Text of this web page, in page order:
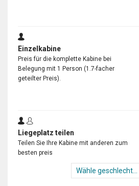
Einzelkabine
Preis für die komplette Kabine bei
Belegung mit 1 Person (1.7-facher
geteilter Preis).
Liegeplatz teilen
Teilen Sie Ihre Kabine mit anderen zum
besten preis